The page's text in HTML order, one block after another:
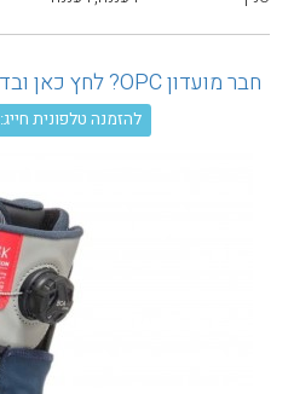
עגלת קניות
חבר מועדון OPC? לחץ כאן ובדוק את ההנחה המגיעה לך!
להזמנה טלפונית חייג: 09-7793945